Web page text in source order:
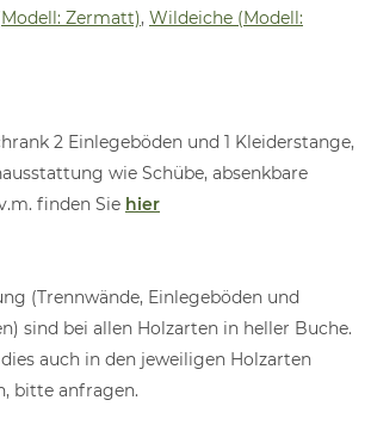
Zermatt), Wildeiche (Modell:
2 Einlegeböden und 1 Kleiderstange,
wie Schübe, absenkbare
finden Sie hier
(Trennwände, Einlegeböden und
sind bei allen Holzarten in heller Buche.
auch in den jeweiligen Holzarten
bitte anfragen.